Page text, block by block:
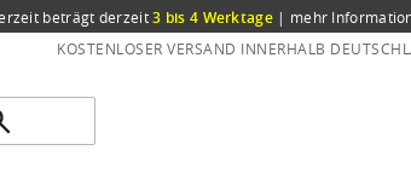
beträgt derzeit3 bis 4 Werktage | mehr
KOSTENLOSER VERSAND INNERHALB